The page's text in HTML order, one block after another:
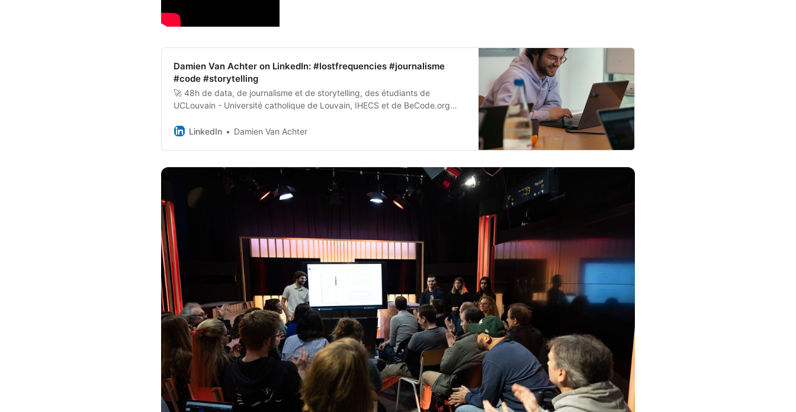
Damien Van Achter on LinkedIn: #lostfrequencies #journalisme
#code #storytelling
🚀 48h de data, de journalisme et de storytelling, des étudiants de
UCLouvain - Université catholique de Louvain, IHECS et de BeCode.org
LinkedIn
Damien Van Achter